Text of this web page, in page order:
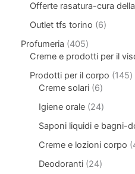
Offerte rasatura-cura
Outlet tfs torino
6
Profumeria
405
Creme e prodotti per il
Prodotti per il corpo
145
Creme solari 6
Igiene orale 24
Saponi liquidi e bagni-
Creme e lozioni corpo
Deodoranti 24